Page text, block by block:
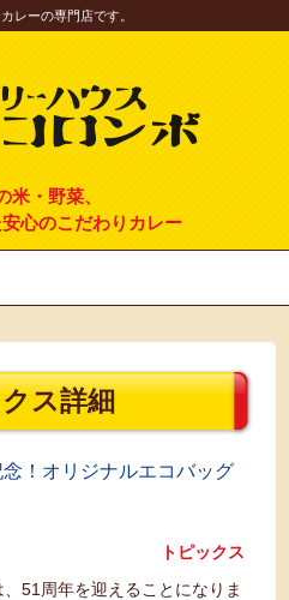
レーの専門店です。
米・野菜、
心のこだわりカレー
ス詳細
念！オリジナルエコバッグ
トピックス
51周年を迎えることになりま